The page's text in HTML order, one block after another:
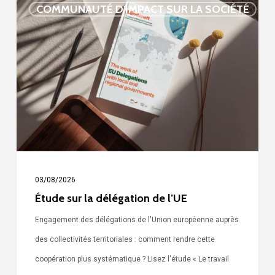
COMMUNAUTÉ D'IMPACT SUR LA SOCIÉTÉ
sur
la
délégation
de
l’UE
03/08/2026
Étude sur la délégation de l’UE
Engagement des délégations de l'Union européenne auprès
des collectivités territoriales : comment rendre cette
coopération plus systématique ? Lisez l'étude « Le travail